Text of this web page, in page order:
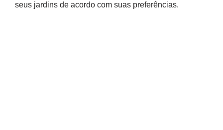
seus jardins de acordo com suas preferências.